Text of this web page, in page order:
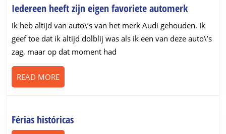
Iedereen heeft zijn eigen favoriete automerkIedereen
heeft
zijn
eigen
Ik heb altijd van auto\’s van het merk Audi gehouden. Ik
geef toe dat ik altijd dolblij was als ik een van deze auto\’s
zag, maar op dat moment had
READ MOREREAD
MORE
Férias históricasFérias